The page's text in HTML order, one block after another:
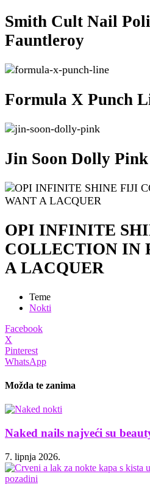
Smith Cult Nail
Fauntleroy
Formula X Punch
Jin Soon Dolly Pink
OPI INFINITE
COLLECTION IN
A LACQUER
Teme
Nokti
Facebook
X
Pinterest
WhatsApp
Možda te zanima
Naked nails najveći su
7. lipnja 2026.